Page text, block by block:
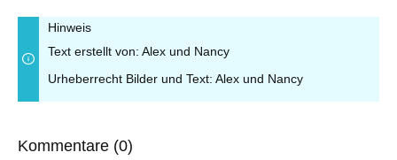
Hinweis
Text erstellt von: Alex und Nancy
Urheberrecht Bilder und Text: Alex und Nancy
Kommentare (0)